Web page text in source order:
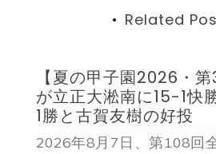
Related
【夏の甲子園2026・
が立正大淞南に15-1快
1勝と古賀友樹の好投
2026年8月7日、第108回